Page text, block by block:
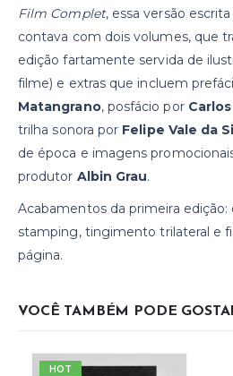
Film Complet, essa versão
contava com dois volumes, que
edição fartamente servida de
filme) e extras que incluem
Matangrano, posfácio por
trilha sonora por Felipe Vale da
de época e imagens
produtor Albin Grau.
Acabamentos da primeira
stamping, tingimento trilateral e
página.
VOCÊ TAMBÉM PODE
HOT